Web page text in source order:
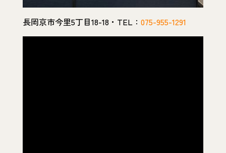
長岡京市今里5丁目18-18・TEL： 075-955-1291